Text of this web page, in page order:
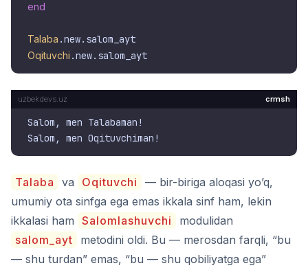
end
Talaba
Oqituvchi
crmsh
Salom, men Talabaman!
Talaba va Oqituvchi
— bir-biriga aloqasi yo’q,
umumiy ota sinfga ega emas ikkala sinf ham, lekin
ikkalasi ham Salomlashuvchi
modulidan
salom_ayt
metodini oldi. Bu — merosdan farqli, “bu
— shu turdan” emas, “bu — shu qobiliyatga ega”